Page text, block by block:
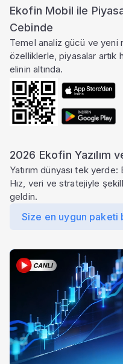
Sektör Analizi
Sermaye Artırımları
Temettüler
Fiyat Endeks Değişimi
Grafik
Karşılaştır
Şirket Profili
Ekofin Mobil ile
Cebinde
Temel analiz gücü ve yeni
özelliklerle, piyasalar artık
elinin altında.
2026 Ekofin Yazılım
Yatırım dünyası tek
Hız, veri ve stratejiyle
geldin.
Size en uygun paketi